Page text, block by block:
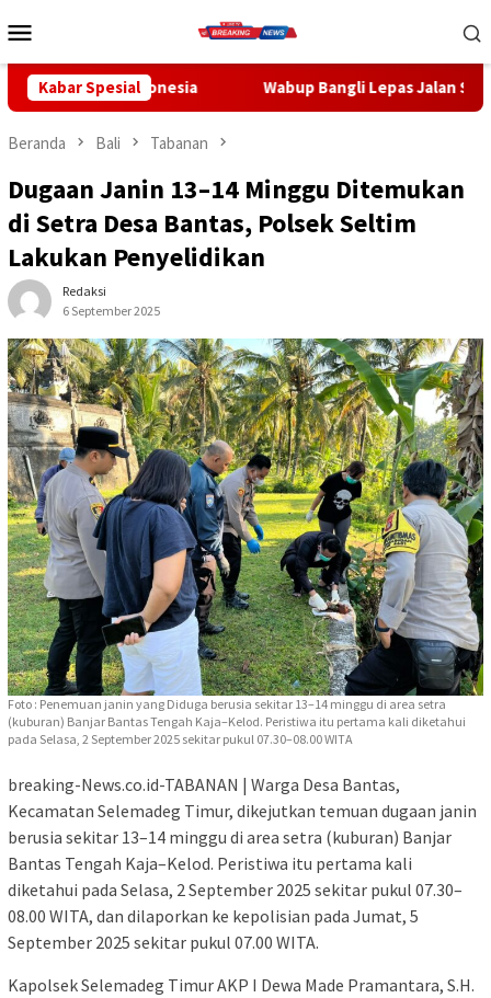
ke
Mobile
Kabar Spesial
Wabup Bangli Lepas Jalan Santai, Awali Rangkaian
Beranda Bali Tabanan
Dugaan Janin 13–14 Minggu Ditemukan
di Setra Desa Bantas, Polsek Seltim
Lakukan Penyelidikan
Redaksi
6 September 2025
Foto : Penemuan janin yang Diduga berusia sekitar 13–14 minggu di area setra
(kuburan) Banjar Bantas Tengah Kaja–Kelod. Peristiwa itu pertama kali diketahui
pada Selasa, 2 September 2025 sekitar pukul 07.30–08.00 WITA
breaking-News.co.id-TABANAN | Warga Desa Bantas,
Kecamatan Selemadeg Timur, dikejutkan temuan dugaan janin
berusia sekitar 13–14 minggu di area setra (kuburan) Banjar
Bantas Tengah Kaja–Kelod. Peristiwa itu pertama kali
diketahui pada Selasa, 2 September 2025 sekitar pukul 07.30–
08.00 WITA, dan dilaporkan ke kepolisian pada Jumat, 5
September 2025 sekitar pukul 07.00 WITA.
Kapolsek Selemadeg Timur AKP I Dewa Made Pramantara, S.H.